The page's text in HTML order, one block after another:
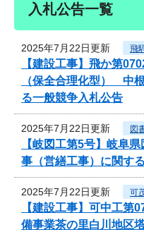
入札公告一覧
2025年7月22日更新 飛
【建設工事】飛か第
（保全合理化型） 中
る一般競争入札公告
2025年7月22日更新 図
【岐図工第5号】岐阜
事（営繕工事）に関す
2025年7月22日更新 可
【建設工事】可中工第
備事業茶の里白川地区